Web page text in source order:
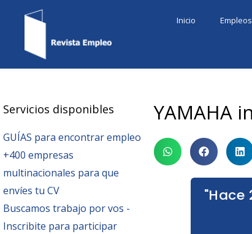
Inicio Empleos
Servicios disponibles
GUÍAS para encontrar empleo
+400 empresas
multinacionales para que
envíes tu CV
Buscamos trabajo por vos -
Inscribite para participar
YAMAHA
"Hace